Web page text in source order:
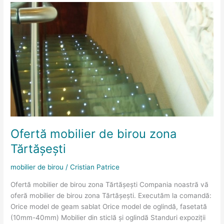
Ofertă mobilier de birou zona
Tărtăşeşti
mobilier de birou /Cristian Patrice
Ofertă mobilier de birou zona Tărtăşeşti Compania noastră vă
oferă mobilier de birou zona Tărtăşeşti. Executăm la comandă:
Orice model de geam sablat Orice model de oglindă, fasetată
(10mm-40mm) Mobilier din sticlă și oglindă Standuri expoziții
Ofertă
mobilier
birou
zona
Tărtăşeşti